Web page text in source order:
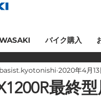
バイク購入
最終
basist.kyotonishi 2020年4月13